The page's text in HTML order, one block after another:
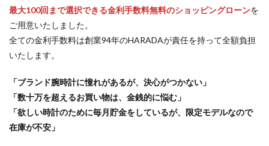
最大100回まで選択できる金利手数料無料のショッピングローンを
ご用意いたしました。
全ての金利手数料は創業94年のHARADAが責任を持って全額負担
いたします。
「ブランド腕時計に憧れがあるが、決心がつかない」
「数十万を超えるお買い物は、金銭的に悩む」
「欲しい時計のために毎月貯金をしているが、限定モデルなので
在庫が不安」